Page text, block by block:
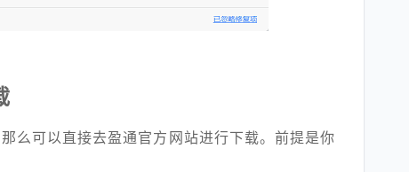
么可以直接去盈通官方网站进行下载。前提是你